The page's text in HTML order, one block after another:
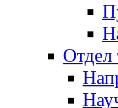
Отдел